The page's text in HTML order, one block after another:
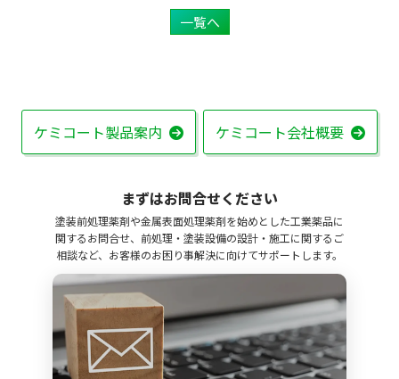
一覧へ
ケミコート製品案内 ケミコート会社概要
まずはお問合せください
塗装前処理薬剤や金属表面処理薬剤を始めとした工業薬品に
関するお問合せ、前処理・塗装設備の設計・施工に関するご
相談など、お客様のお困り事解決に向けてサポートします。